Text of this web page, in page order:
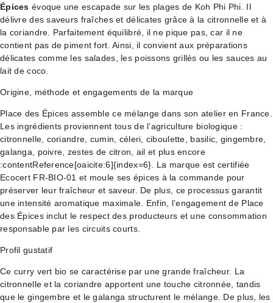
Épices évoque une escapade sur les plages de Koh Phi Phi. Il
délivre des saveurs fraîches et délicates grâce à la citronnelle et à
la coriandre. Parfaitement équilibré, il ne pique pas, car il ne
contient pas de piment fort. Ainsi, il convient aux préparations
délicates comme les salades, les poissons grillés ou les sauces au
lait de coco.
Origine, méthode et engagements de la marque
Place des Épices assemble ce mélange dans son atelier en France.
Les ingrédients proviennent tous de l’agriculture biologique :
citronnelle, coriandre, cumin, céleri, ciboulette, basilic, gingembre,
galanga, poivre, zestes de citron, ail et plus encore
:contentReference[oaicite:6]{index=6}. La marque est certifiée
Ecocert FR-BIO-01 et moule ses épices à la commande pour
préserver leur fraîcheur et saveur. De plus, ce processus garantit
une intensité aromatique maximale. Enfin, l’engagement de Place
des Épices inclut le respect des producteurs et une consommation
responsable par les circuits courts.
Profil gustatif
Ce curry vert bio se caractérise par une grande fraîcheur. La
citronnelle et la coriandre apportent une touche citronnée, tandis
que le gingembre et le galanga structurent le mélange. De plus, les